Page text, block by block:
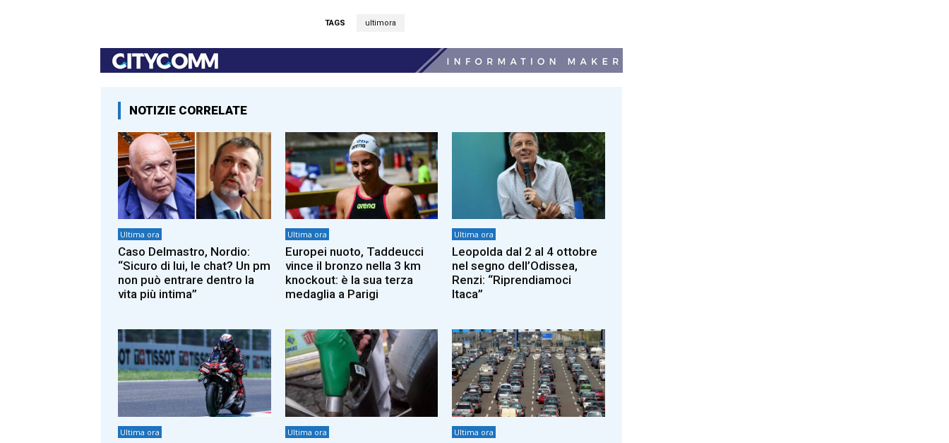
TAGS ultimora
NOTIZIE CORRELATE
Ultima ora
Caso Delmastro, Nordio:
“Sicuro di lui, le chat? Un pm
non può entrare dentro la
vita più intima”
Ultima ora
Europei nuoto, Taddeucci
vince il bronzo nella 3 km
knockout: è la sua terza
medaglia a Parigi
Ultima ora
Leopolda dal 2 al 4 ottobre
nel segno dell’Odissea,
Renzi: “Riprendiamoci
Itaca”
Ultima ora Ultima ora Ultima ora